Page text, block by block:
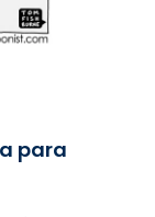
para